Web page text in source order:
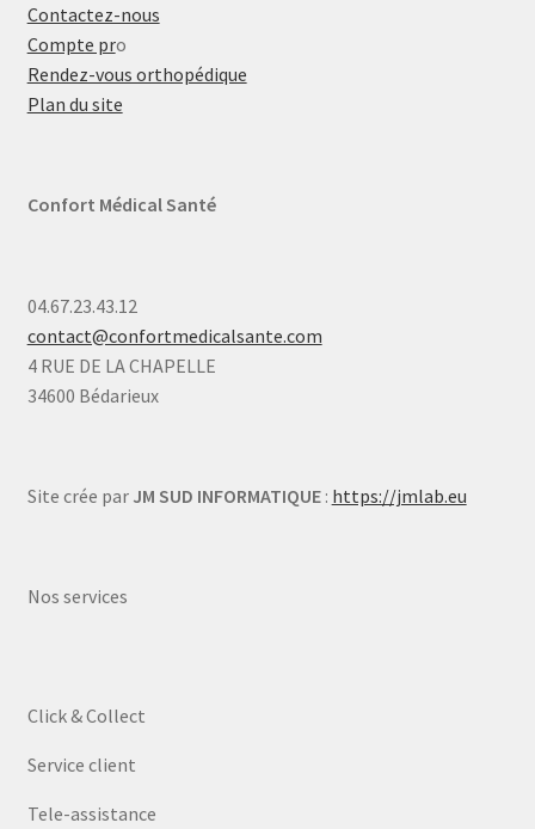
Contactez-nous
Compte pro
Rendez-vous orthopédique
Plan du site
Confort Médical Santé
04.67.23.43.12
contact@confortmedicalsante.com
4 RUE DE LA CHAPELLE
34600 Bédarieux
Site crée par JM SUD INFORMATIQUE: https://jmlab.eu
Nos services
Click & Collect
Service client
Tele-assistance